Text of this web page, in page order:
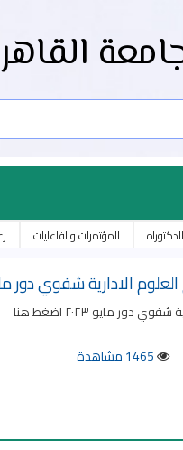
المؤتمرات والفاعليات
الادارية شفوي دور مايو
مايو ٢٠٢٣ اضغط هنا
1465 مشاهدة